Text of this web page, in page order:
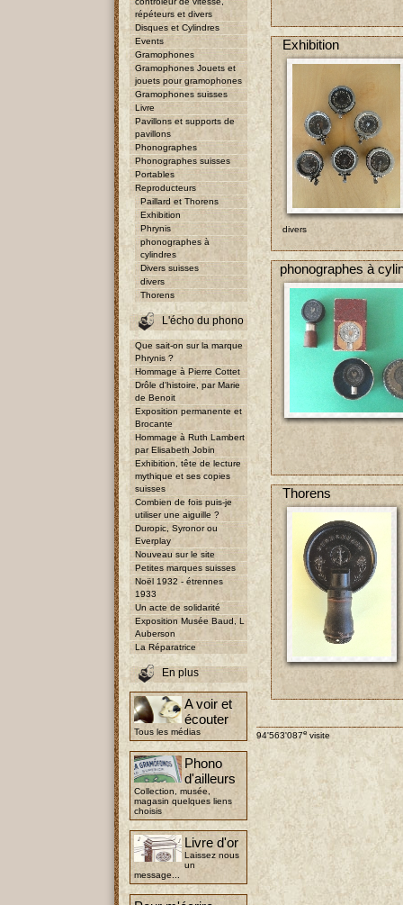
répéteurs et divers
Disques et Cylindres
Events
Gramophones
Gramophones Jouets et
jouets pour gramophones
Gramophones suisses
Livre
Pavillons et supports de
pavillons
Phonographes
Phonographes suisses
Portables
Reproducteurs
Paillard et Thorens
Exhibition
Phrynis
phonographes à
cylindres
Divers suisses
divers
Thorens
L'écho du phono
Que sait-on sur la marque
Phrynis ?
Hommage à Pierre Cottet
Drôle d'histoire, par Marie
de Benoit
Exposition permanente et
Brocante
Hommage à Ruth Lambert
par Elisabeth Jobin
Exhibition, tête de lecture
mythique et ses copies
suisses
Combien de fois puis-je
utiliser une aiguille ?
Duropic, Syronor ou
Everplay
Nouveau sur le site
Petites marques suisses
Noël 1932 - étrennes
1933
Un acte de solidarité
Exposition Musée Baud, L
Auberson
La Réparatrice
En plus
A voir et
écouter
Tous les médias
Phono
d'ailleurs
Collection, musée,
magasin quelques liens
choisis
Livre d'or
Laissez nous
un
message...
Exhibition
divers
phonographes à
Thorens
94'563'087e visite